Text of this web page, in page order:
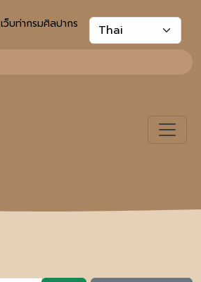
เว็บท่ากรมศิลปากร